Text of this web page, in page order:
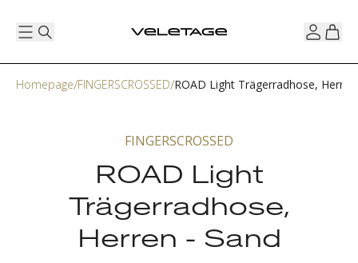
Homepage FINGERSCROSSED ROAD Light Trägerradhose,
FINGERSCROSSED
ROAD Light
Trägerradhose,
Herren - Sand